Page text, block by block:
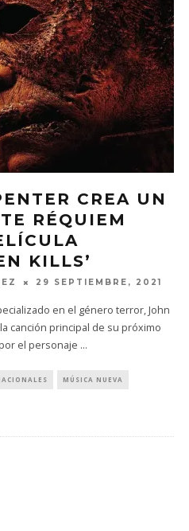
CREA UN
RÉQUIEM
KILLS’
29 SEPTIEMBRE, 2021
en el género terror, John
canción principal de su próximo
el personaje ...
MÚSICA NUEVA